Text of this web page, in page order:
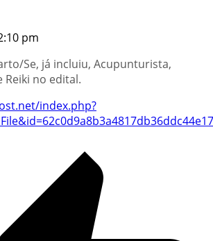
pm
Se, já incluiu, Acupunturista,
Reiki no edital.
index.php?